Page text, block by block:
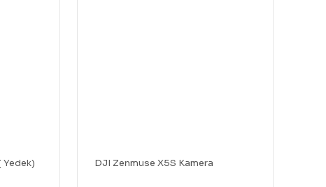
Yedek) DJI Zenmuse X5S Kamera